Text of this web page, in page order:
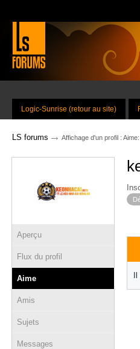
Logic-Sunrise (retour au site)
LS forums → Affichage d'un profil :
Aperçu
Flux du profil
Aime
Amis
Sujets
Messages